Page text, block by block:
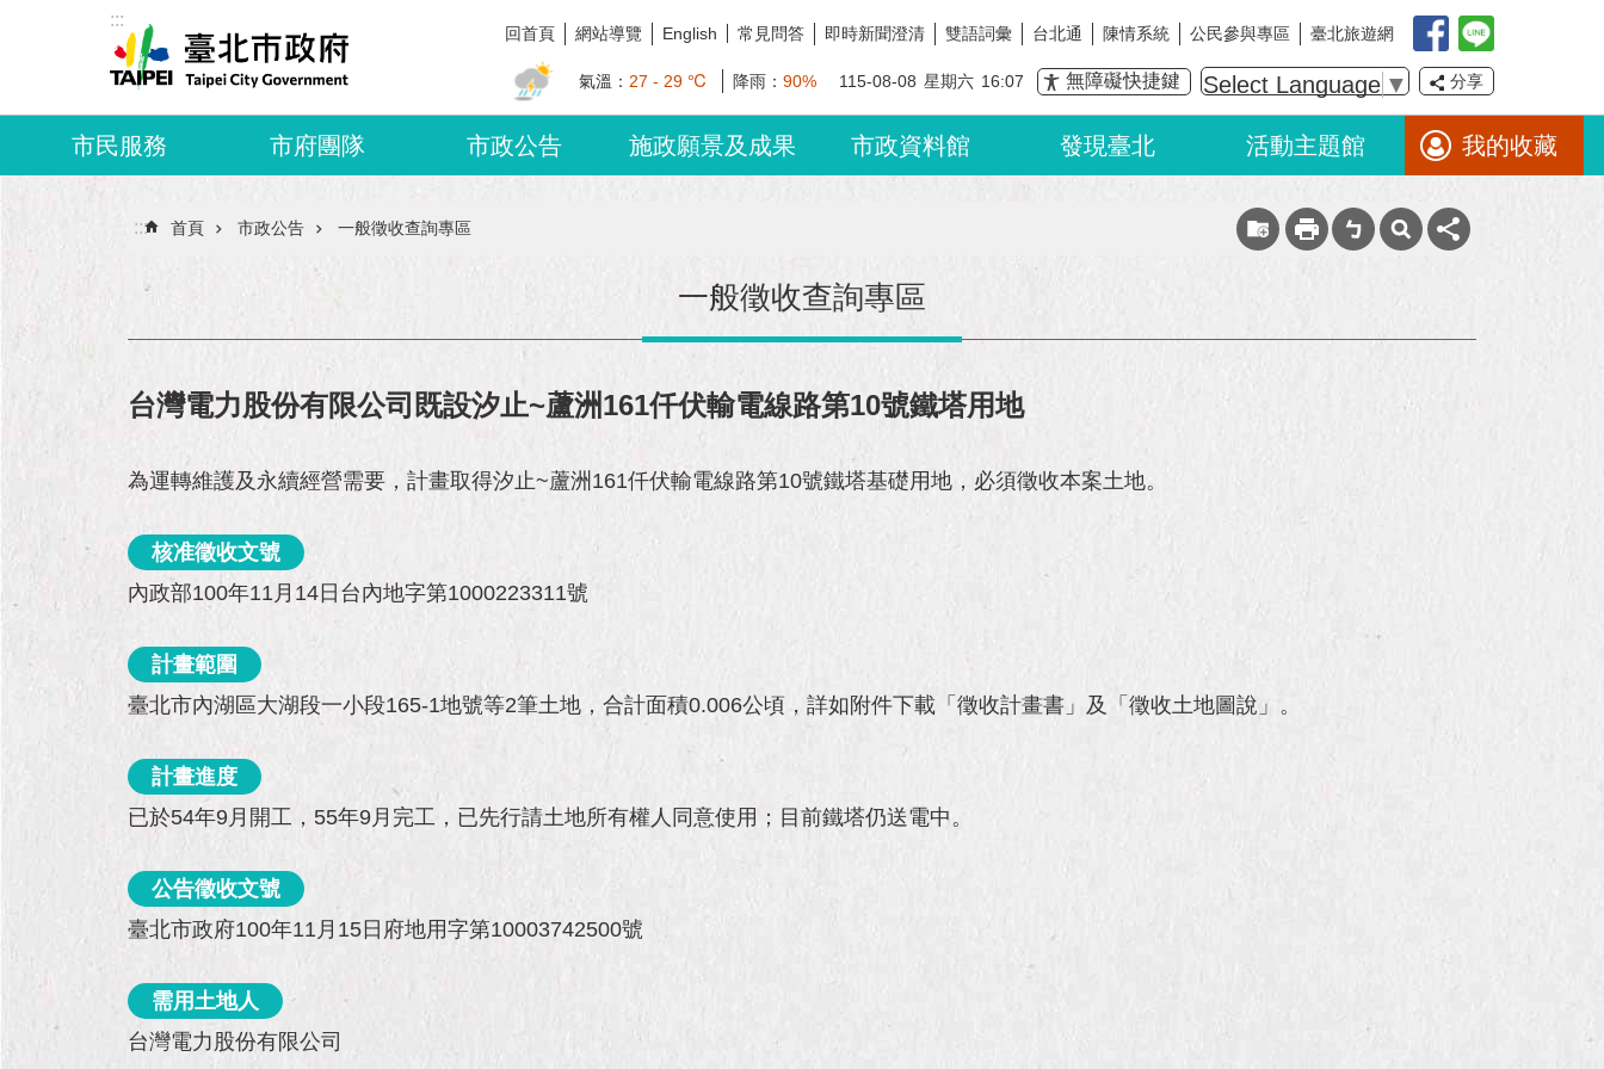
跳到主要內容區塊
:::
回首頁 網站導覽 English 常見問答 即時新聞澄清 雙語詞彙 台北通 陳情系統 公民參與專區 臺北旅遊網
氣溫： 27 - 29 ℃ 降雨： 90% 115-08-08 星期六 16:07 無障礙快捷鍵 Select Language ▼ 分享
市民服務 市府團隊 市政公告 施政願景及成果 市政資料館 發現臺北 活動主題館 我的收藏
::: 首頁 市政公告 一般徵收查詢專區
一般徵收查詢專區
台灣電力股份有限公司既設汐止~蘆洲161仟伏輸電線路第10號鐵塔用地
為運轉維護及永續經營需要，計畫取得汐止~蘆洲161仟伏輸電線路第10號鐵塔基礎用地，必須徵收本案土地。
核准徵收文號
內政部100年11月14日台內地字第1000223311號
計畫範圍
臺北市內湖區大湖段一小段165-1地號等2筆土地，合計面積0.006公頃，詳如附件下載「徵收計畫書」及「徵收土地圖說」。
計畫進度
已於54年9月開工，55年9月完工，已先行請土地所有權人同意使用；目前鐵塔仍送電中。
公告徵收文號
臺北市政府100年11月15日府地用字第10003742500號
需用土地人
台灣電力股份有限公司